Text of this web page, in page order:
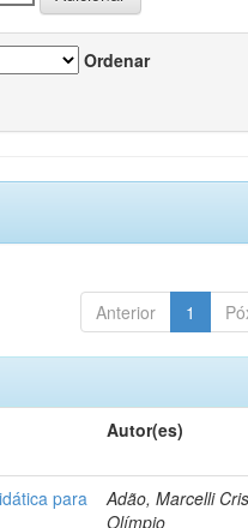
Ordenar
Anterior 1
Autor(es)
para
Adão, Marcelli
Olímpio